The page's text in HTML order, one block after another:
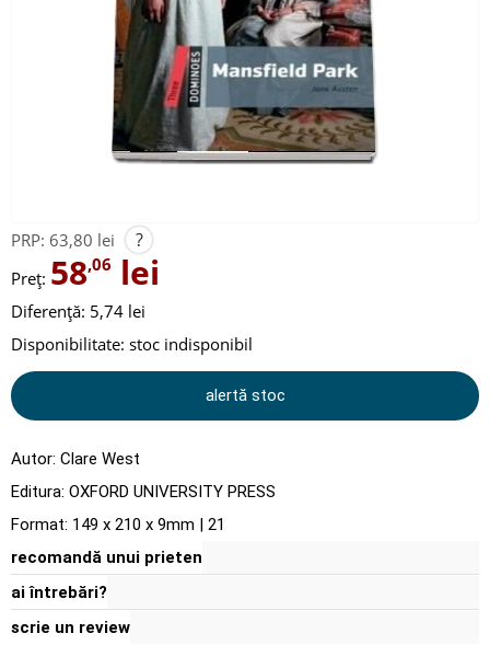
PRP: 63,80 lei ?
Preț: 58,06 lei
Diferență: 5,74 lei
Disponibilitate: stoc indisponibil
alertă stoc
Autor: Clare West
Editura: OXFORD UNIVERSITY PRESS
Format: 149 x 210 x 9mm | 21
recomandă unui prieten
ai întrebări?
scrie un review